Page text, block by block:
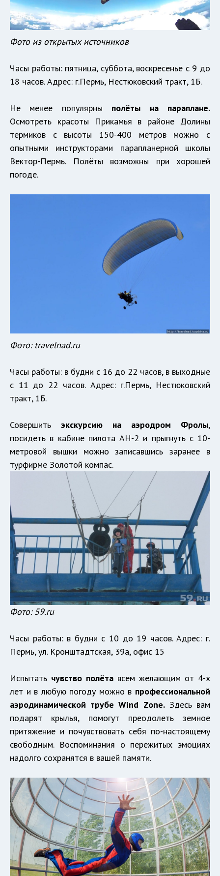
Фото из открытых источников
Часы работы: пятница, суббота, воскресенье с 9 до
18 часов. Адрес: г.Пермь, Нестюковский тракт, 1Б.
Не менее популярны полёты на параплане.
Осмотреть красоты Прикамья в районе Долины
термиков с высоты 150-400 метров можно с
опытными инструкторами парапланерной школы
Вектор-Пермь. Полёты возможны при хорошей
погоде.
Фото: travelnad.ru
Часы работы: в будни с 16 до 22 часов, в выходные
с 11 до 22 часов. Адрес: г.Пермь, Нестюковский
тракт, 1Б.
Совершить экскурсию на аэродром Фролы,
посидеть в кабине пилота АН-2 и прыгнуть с 10-
метровой вышки можно записавшись заранее в
турфирме Золотой компас.
Фото: 59.ru
Часы работы: в будни с 10 до 19 часов. Адрес: г.
Пермь, ул. Кронштадтская, 39а, офис 15
Испытать чувство полёта всем желающим от 4-х
лет и в любую погоду можно в профессиональной
аэродинамической трубе Wind Zone.Здесь вам
подарят крылья, помогут преодолеть земное
притяжение и почувствовать себя по-настоящему
свободным. Воспоминания о пережитых эмоциях
надолго сохранятся в вашей памяти.